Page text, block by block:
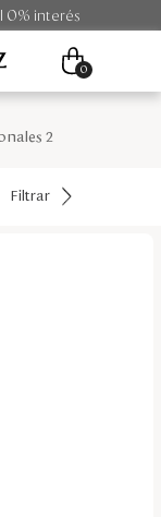
0% interés
0
2
Filtrar